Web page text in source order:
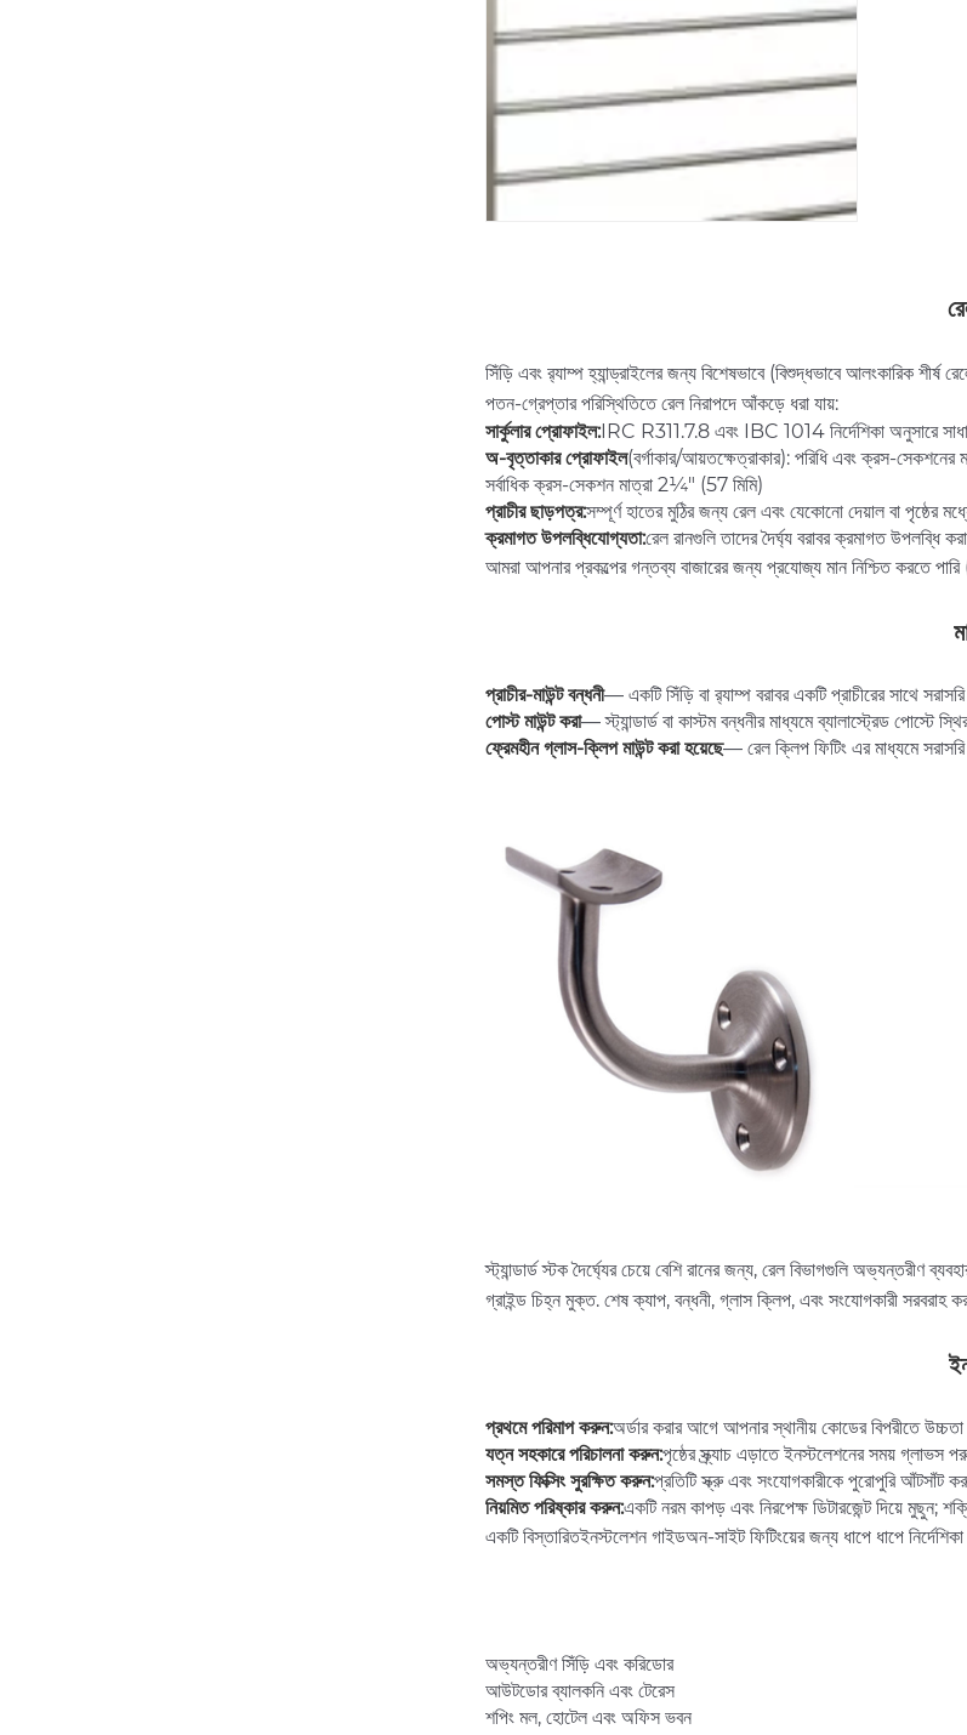
সিঁড়ি এবং র‌্যাম্প হ্যান্ড্রাইলের জন্য বিশেষভাবে (বিশুদ্ধভাবে আলংকারিক শীর্ষ
পতন-গ্রেপ্তার পরিস্থিতিতে রেল নিরাপদে আঁকড়ে ধরা যায়:
সার্কুলার প্রোফাইল:IRC R311.7.8 এবং IBC 1014 নির্দেশিকা অনুসারে
অ-বৃত্তাকার প্রোফাইল(বর্গাকার/আয়তক্ষেত্রাকার): পরিধি এবং ক্রস-
সর্বাধিক ক্রস-সেকশন মাত্রা 2¼" (57 মিমি)
প্রাচীর ছাড়পত্র:সম্পূর্ণ হাতের মুঠির জন্য রেল এবং যেকোনো দেয়াল বা পৃষ্ঠের
ক্রমাগত উপলব্ধিযোগ্যতা:রেল রানগুলি তাদের দৈর্ঘ্য বরাবর ক্রমাগত উপলব্ধি
আমরা আপনার প্রকল্পের গন্তব্য বাজারের জন্য প্রযোজ্য মান নিশ্চিত
প্রাচীর-মাউন্ট বন্ধনী— একটি সিঁড়ি বা র‌্যাম্প বরাবর একটি প্রাচীরের সাথে
পোস্ট মাউন্ট করা— স্ট্যান্ডার্ড বা কাস্টম বন্ধনীর মাধ্যমে ব্যালাস্ট্রেড পোস্টে
ফ্রেমহীন গ্লাস-ক্লিপ মাউন্ট করা হয়েছে— রেল ক্লিপ ফিটিং এর মাধ্যমে
স্ট্যান্ডার্ড স্টক দৈর্ঘ্যের চেয়ে বেশি রানের জন্য, রেল বিভাগগুলি অভ্যন্তরীণ
গ্রাইন্ড চিহ্ন মুক্ত. শেষ ক্যাপ, বন্ধনী, গ্লাস ক্লিপ, এবং সংযোগকারী সরবরাহ
প্রথমে পরিমাপ করুন:অর্ডার করার আগে আপনার স্থানীয় কোডের বিপরীতে
যত্ন সহকারে পরিচালনা করুন:পৃষ্ঠের স্ক্র্যাচ এড়াতে ইনস্টলেশনের সময় গ্লাভস
সমস্ত ফিক্সিং সুরক্ষিত করুন:প্রতিটি স্ক্রু এবং সংযোগকারীকে পুরোপুরি
নিয়মিত পরিষ্কার করুন:একটি নরম কাপড় এবং নিরপেক্ষ ডিটারজেন্ট দিয়ে মুছুন;
একটি বিস্তারিতইনস্টলেশন গাইডঅন-সাইট ফিটিংয়ের জন্য ধাপে ধাপে
অভ্যন্তরীণ সিঁড়ি এবং করিডোর
আউটডোর ব্যালকনি এবং টেরেস
শপিং মল, হোটেল এবং অফিস ভবন